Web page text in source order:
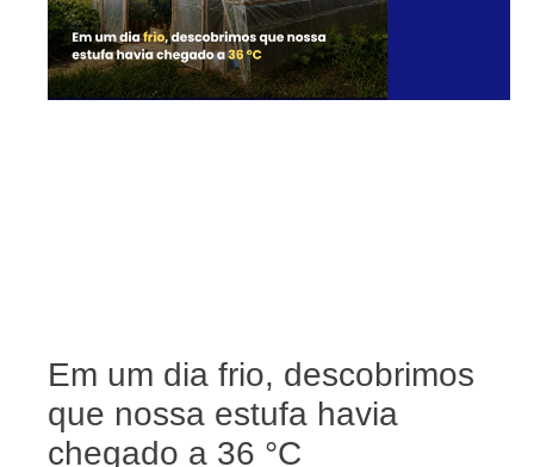
Em um dia frio, descobrimos
que nossa estufa havia
chegado a 36 °C